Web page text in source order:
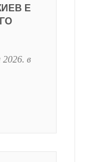
Е
. в